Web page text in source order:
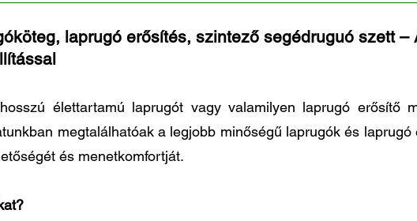
laprugó erősítés, szintező segédruguó szett –
élettartamú laprugót vagy valamilyen laprugó erősítő
megtalálhatóak a legjobb minőségű laprugók és
és menetkomfortját.